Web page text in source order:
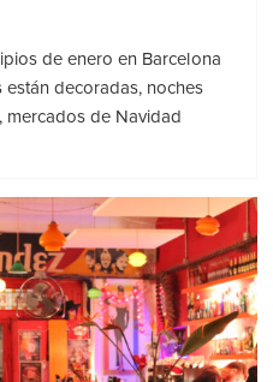
de enero en Barcelona
están decoradas, noches
mercados de Navidad